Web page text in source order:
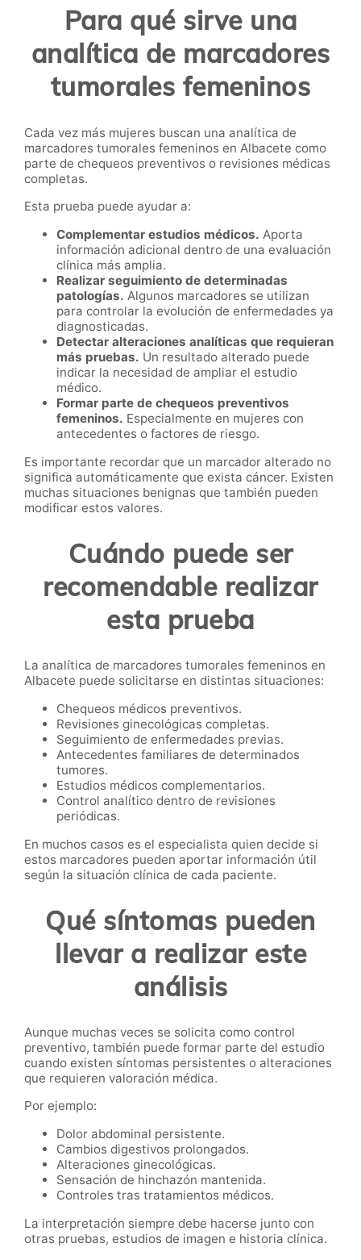
Para qué sirve una
analítica de marcadores
tumorales femeninos
Cada vez más mujeres buscan una analítica de
marcadores tumorales femeninos en Albacete como
parte de chequeos preventivos o revisiones médicas
completas.
Esta prueba puede ayudar a:
Complementar estudios médicos. Aporta
información adicional dentro de una evaluación
clínica más amplia.
Realizar seguimiento de determinadas
patologías. Algunos marcadores se utilizan
para controlar la evolución de enfermedades ya
diagnosticadas.
Detectar alteraciones analíticas que requieran
más pruebas. Un resultado alterado puede
indicar la necesidad de ampliar el estudio
médico.
Formar parte de chequeos preventivos
femeninos. Especialmente en mujeres con
antecedentes o factores de riesgo.
Es importante recordar que un marcador alterado no
significa automáticamente que exista cáncer. Existen
muchas situaciones benignas que también pueden
modificar estos valores.
Cuándo puede ser
recomendable realizar
esta prueba
La analítica de marcadores tumorales femeninos en
Albacete puede solicitarse en distintas situaciones:
Chequeos médicos preventivos.
Revisiones ginecológicas completas.
Seguimiento de enfermedades previas.
Antecedentes familiares de determinados
tumores.
Estudios médicos complementarios.
Control analítico dentro de revisiones
periódicas.
En muchos casos es el especialista quien decide si
estos marcadores pueden aportar información útil
según la situación clínica de cada paciente.
Qué síntomas pueden
llevar a realizar este
análisis
Aunque muchas veces se solicita como control
preventivo, también puede formar parte del estudio
cuando existen síntomas persistentes o alteraciones
que requieren valoración médica.
Por ejemplo:
Dolor abdominal persistente.
Cambios digestivos prolongados.
Alteraciones ginecológicas.
Sensación de hinchazón mantenida.
Controles tras tratamientos médicos.
La interpretación siempre debe hacerse junto con
otras pruebas, estudios de imagen e historia clínica.